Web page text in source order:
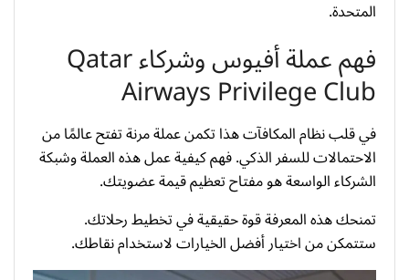
المتحدة.
فهم عملة أفيوس وشركاء Qatar
Airways Privilege Club
في قلب نظام المكافآت هذا تكمن عملة مرنة تفتح عالمًا من
الاحتمالات للسفر الذكي. فهم كيفية عمل هذه العملة وشبكة
الشركاء الواسعة هو مفتاح تعظيم قيمة عضويتك.
تمنحك هذه المعرفة قوة حقيقية في تخطيط رحلاتك.
ستتمكن من اختيار أفضل الخيارات لاستخدام نقاطك.